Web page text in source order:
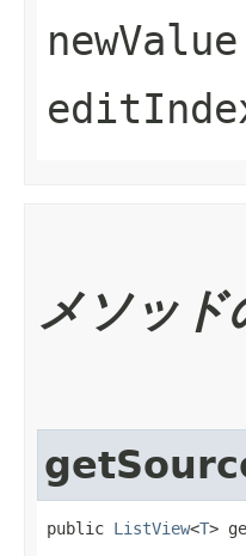
newValue
メソッド
public ListView<T>